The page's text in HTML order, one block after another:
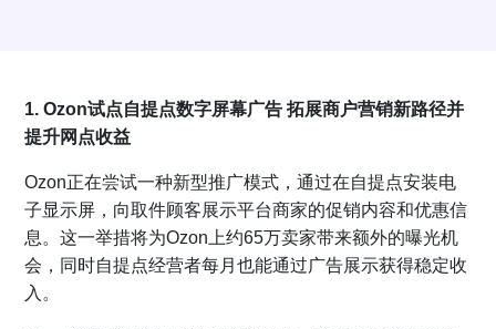
1. Ozon试点自提点数字屏幕广告 拓展商户营销新路径并
提升网点收益
Ozon正在尝试一种新型推广模式，通过在自提点安装电
子显示屏，向取件顾客展示平台商家的促销内容和优惠信
息。这一举措将为Ozon上约65万卖家带来额外的曝光机
会，同时自提点经营者每月也能通过广告展示获得稳定收
入。